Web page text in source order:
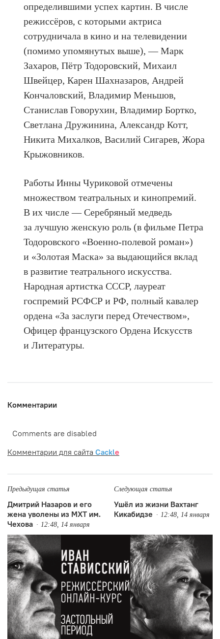
определившими успех картин. В числе
режиссёров, с которыми актриса
сотрудничала в кино и на телевидении
(помимо упомянутых выше), — Марк
Захаров, Пётр Тодоровский, Михаил
Швейцер, Карен Шахназаров, Андрей
Кончаловский, Владимир Меньшов,
Станислав Говорухин, Владимир Бортко,
Светлана Дружинина, Александр Котт,
Никита Михалков, Василий Сигарев, Жора
Крыжовников.
Работы Инны Чуриковой отмечены
множеством театральных и кинопремий.
В их числе — Серебряный медведь
за лучшую женскую роль (в фильме Петра
Тодоровского «Военно-полевой роман»)
и «Золотая Маска» за выдающийся вклад
в развитие театрального искусства.
Народная артистка СССР, лауреат
госпремий РСФСР и РФ, полный кавалер
ордена «За заслуги перед Отечеством»,
Офицер французского Ордена Искусств
и Литературы.
Комментарии
Comments are disabled
Комментарии для сайта Cackle
Предыдущая статья
Дмитрий Назаров и его
жена уволены из МХТ им.
Чехова
12:48, 14 января
Следующая статья
Ушёл из жизни Вахтанг
Кикабидзе
12:48, 14 января